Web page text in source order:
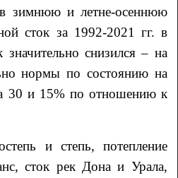
зимнюю и летне-осеннюю
сток за 1992-2021 гг. в
значительно снизился – на
нормы по состоянию на
30 и 15% по отношению к
и степь, потепление
сток рек Дона и Урала,